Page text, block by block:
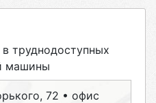
труднодоступных
машины
72 • офис